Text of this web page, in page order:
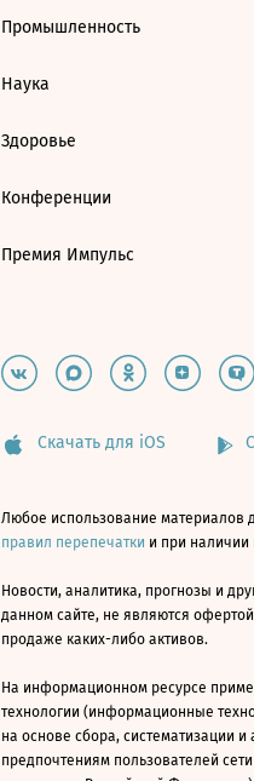
Промышленность
Наука
Здоровье
Конференции
Премия Импульс
Скачать для iOS
Любое использование материалов
правил перепечатки и при наличии
Новости, аналитика, прогнозы и
данном сайте, не являются
продаже каких-либо активов.
На информационном ресурсе
технологии (информационные
на основе сбора, систематизации
предпочтениям пользователей